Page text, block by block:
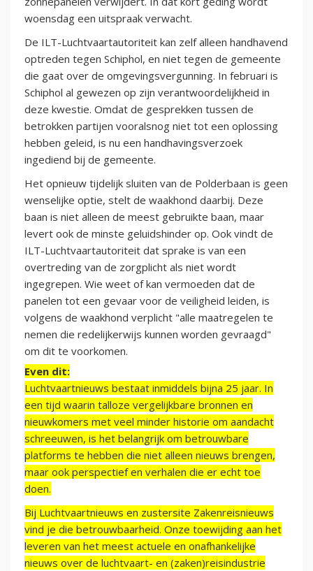
woensdag een uitspraak verwacht.
De ILT-Luchtvaartautoriteit kan zelf alleen handhavend
optreden tegen Schiphol, en niet tegen de gemeente
die gaat over de omgevingsvergunning. In februari is
Schiphol al gewezen op zijn verantwoordelijkheid in
deze kwestie. Omdat de gesprekken tussen de
betrokken partijen vooralsnog niet tot een oplossing
hebben geleid, is nu een handhavingsverzoek
ingediend bij de gemeente.
Het opnieuw tijdelijk sluiten van de Polderbaan is geen
wenselijke optie, stelt de waakhond daarbij. Deze
baan is niet alleen de meest gebruikte baan, maar
levert ook de minste geluidshinder op. Ook vindt de
ILT-Luchtvaartautoriteit dat sprake is van een
overtreding van de zorgplicht als niet wordt
ingegrepen. Wie weet of kan vermoeden dat de
panelen tot een gevaar voor de veiligheid leiden, is
volgens de waakhond verplicht "alle maatregelen te
nemen die redelijkerwijs kunnen worden gevraagd"
om dit te voorkomen.
Even dit:
Luchtvaartnieuws bestaat inmiddels bijna 25 jaar. In
een tijd waarin talloze vergelijkbare bronnen en
nieuwkomers met veel minder historie om aandacht
schreeuwen, is het belangrijk om betrouwbare
platforms te hebben die niet alleen nieuws brengen,
maar ook perspectief en verhalen die er echt toe
doen.
Bij Luchtvaartnieuws en zustersite Zakenreisnieuws
vind je die betrouwbaarheid. Onze toewijding aan het
leveren van het meest actuele en onafhankelijke
nieuws over de luchtvaart- en (zaken)reisindustrie